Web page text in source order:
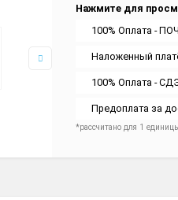
Нажмите для
100% Оплата -
Наложенный
100% Оплата -
Предоплата за
*рассчитано для 1